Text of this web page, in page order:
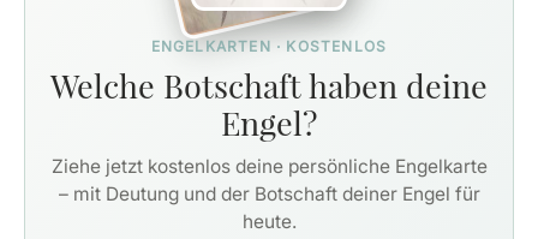
ENGELKARTEN · KOSTENLOS
Welche Botschaft haben deine
Engel?
Ziehe jetzt kostenlos deine persönliche Engelkarte
– mit Deutung und der Botschaft deiner Engel für
heute.